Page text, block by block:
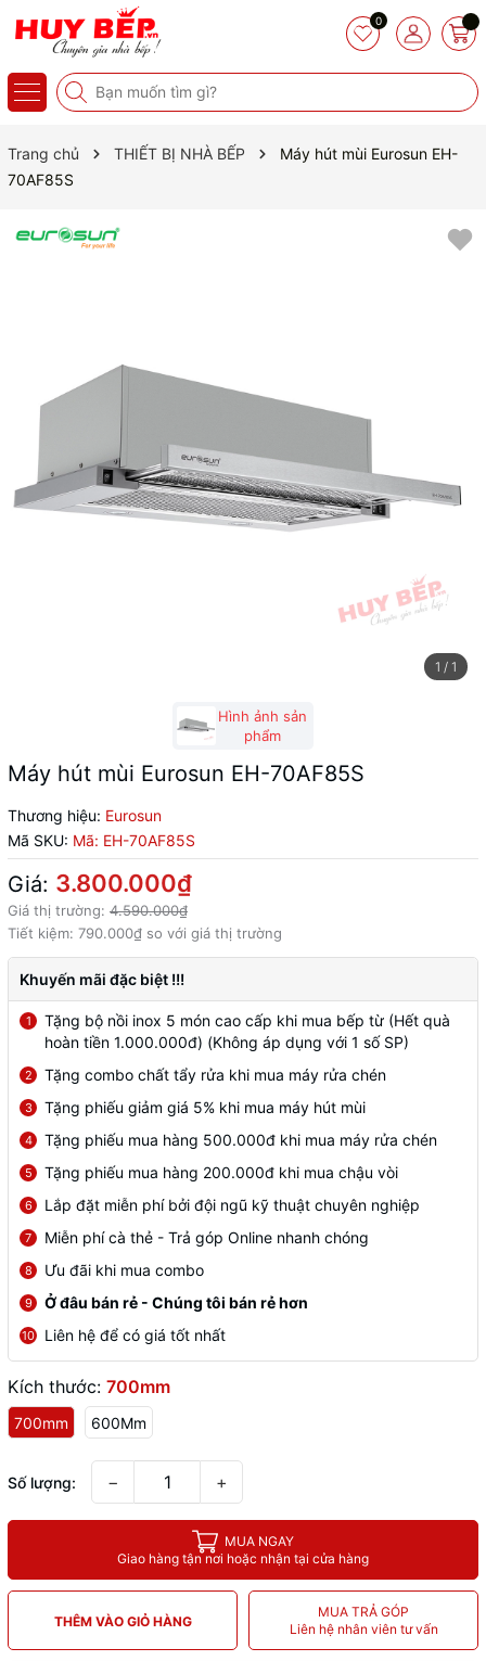
0
Trang chủ THIẾT BỊ NHÀ BẾP
Máy hút mùi Eurosun EH-
70AF85S
1 / 1
Hình ảnh sản
phẩm
Máy hút mùi Eurosun EH-70AF85S
Thương hiệu: Eurosun
Mã SKU: Mã: EH-70AF85S
Giá: 3.800.000₫
Giá thị trường: 4.590.000₫
Tiết kiệm: 790.000₫ so với giá thị trường
Khuyến mãi đặc biệt !!!
1
Tặng bộ nồi inox 5 món cao cấp khi mua bếp từ (Hết quà
hoàn tiền 1.000.000đ) (Không áp dụng với 1 số SP)
2 Tặng combo chất tẩy rửa khi mua máy rửa chén
3 Tặng phiếu giảm giá 5% khi mua máy hút mùi
4 Tặng phiếu mua hàng 500.000đ khi mua máy rửa chén
5 Tặng phiếu mua hàng 200.000đ khi mua chậu vòi
6 Lắp đặt miễn phí bởi đội ngũ kỹ thuật chuyên nghiệp
7 Miễn phí cà thẻ - Trả góp Online nhanh chóng
8 Ưu đãi khi mua combo
9 Ở đâu bán rẻ - Chúng tôi bán rẻ hơn
10 Liên hệ để có giá tốt nhất
Kích thước: 700mm
700mm 600Mm
Số lượng: − +
MUA NGAY
Giao hàng tận nơi hoặc nhận tại cửa hàng
THÊM VÀO GIỎ HÀNG
MUA TRẢ GÓP
Liên hệ nhân viên tư vấn